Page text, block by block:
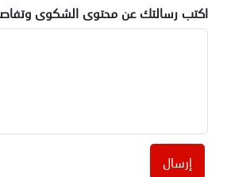
اكتب رسالتك عن محتوى الشكوى
إرسال